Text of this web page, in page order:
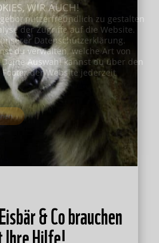
& Co brauchen
Hilfe!
WIR AUCH!
nutzerfreundlich zu gestalten
der Zugriffe auf die Website.
Datenschutzerklärung.
du verwalten, welche Art von
Auswahl kannst du über den
der Website jederzeit